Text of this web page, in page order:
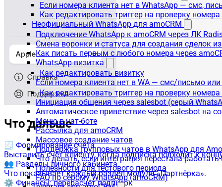
Если номера клиента нет в WhatsApp — смс,
Как редактировать триггер на проверку номера
Неофициальный WhatsApp для amoCRM
Подключение WhatsApp к amoCRM через ЛК
Смена воронки и статуса для создания сделок
Как писать первым с любого номера через
WhatsApp-визитка
Как редактировать визитку
Если номера клиента нет в WA — смс/письмо
Как редактировать триггер на проверку
Инициация общения через salesbot (серый
Автоматическое приветствие через salesbot на
Меню в чат-боте
Рассылка для amoCRM
Массовое создание чатов
Поддержка групповых чатов в WhatsApp для
Что делать, если интеграция перестала
Полезности для тестового периода
FAQ по серому WhatsApp (amoCRM)
Что дальше
🧾 Формирование счёта
Выставить счёт клиенту, когда подписка подходит к
👥 Разделы личного кабинета
Что показывает каждый раздел модуля «Партнёрка».
⚙️ Финансы: перерасчёт подписок